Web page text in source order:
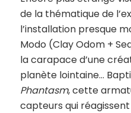
de la thématique de
l’installation presque
Modo (Clay Odom +
la carapace d’une
planète lointaine…
Phantasm, cette
capteurs qui